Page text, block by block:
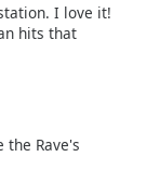
I love it!
hits that
the Rave's